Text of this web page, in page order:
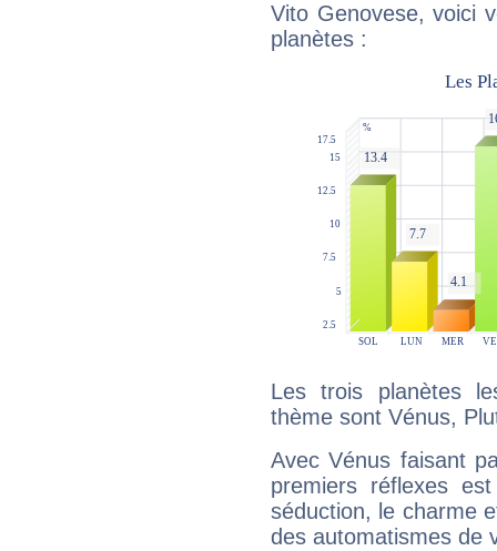
Vito Genovese, voici
planètes :
Les trois planètes
thème sont Vénus,
Avec Vénus faisant
premiers réflexes
séduction, le charme
des automatismes de